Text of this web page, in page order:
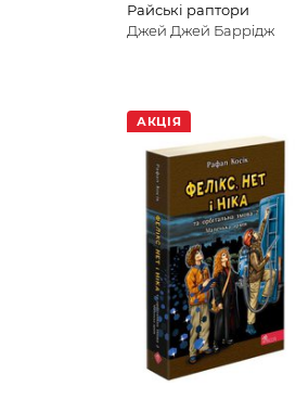
Райські раптори
Джей Джей Баррідж
АКЦІЯ